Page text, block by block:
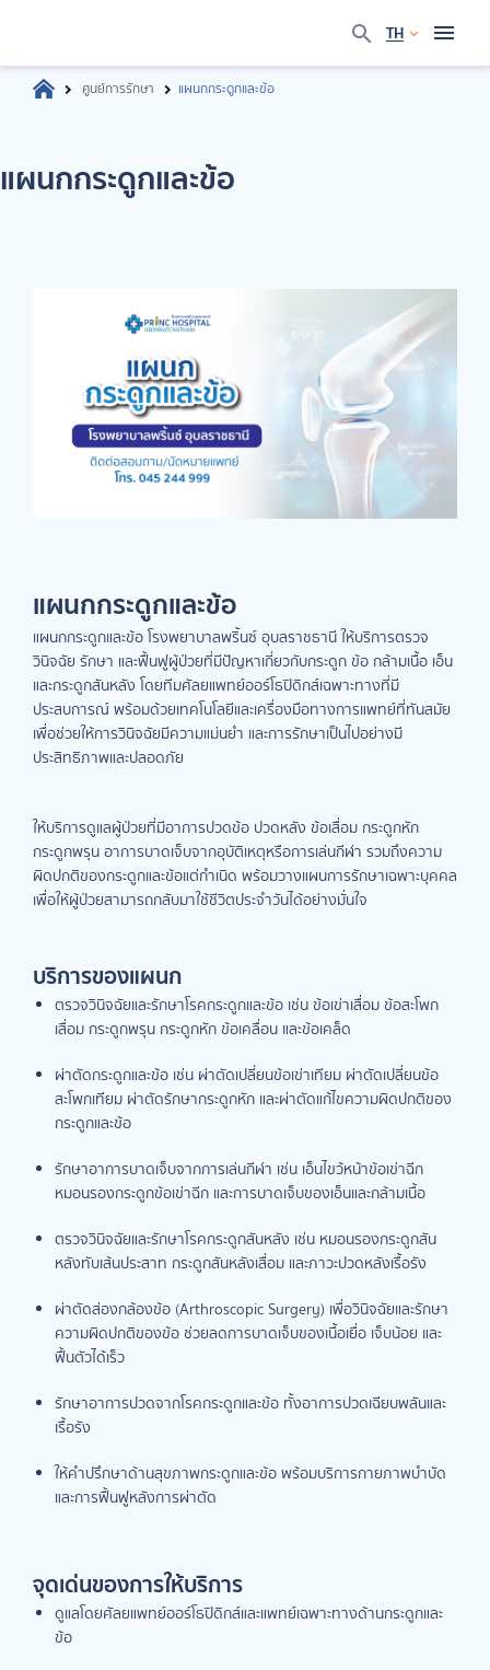
TH
ศูนย์การรักษา แผนกกระดูกและข้อ
แผนกกระดูกและข้อ
แผนกกระดูกและข้อ
แผนกกระดูกและข้อ โรงพยาบาลพริ้นซ์ อุบลราชธานี ให้บริการตรวจ
วินิจฉัย รักษา และฟื้นฟูผู้ป่วยที่มีปัญหาเกี่ยวกับกระดูก ข้อ กล้ามเนื้อ เอ็น
และกระดูกสันหลัง โดยทีมศัลยแพทย์ออร์โธปิดิกส์เฉพาะทางที่มี
ประสบการณ์ พร้อมด้วยเทคโนโลยีและเครื่องมือทางการแพทย์ที่ทันสมัย
เพื่อช่วยให้การวินิจฉัยมีความแม่นยำ และการรักษาเป็นไปอย่างมี
ประสิทธิภาพและปลอดภัย
ให้บริการดูแลผู้ป่วยที่มีอาการปวดข้อ ปวดหลัง ข้อเสื่อม กระดูกหัก
กระดูกพรุน อาการบาดเจ็บจากอุบัติเหตุหรือการเล่นกีฬา รวมถึงความ
ผิดปกติของกระดูกและข้อแต่กำเนิด พร้อมวางแผนการรักษาเฉพาะบุคคล
เพื่อให้ผู้ป่วยสามารถกลับมาใช้ชีวิตประจำวันได้อย่างมั่นใจ
บริการของแผนก
ตรวจวินิจฉัยและรักษาโรคกระดูกและข้อ เช่น ข้อเข่าเสื่อม ข้อสะโพก
เสื่อม กระดูกพรุน กระดูกหัก ข้อเคลื่อน และข้อเคล็ด
ผ่าตัดกระดูกและข้อ เช่น ผ่าตัดเปลี่ยนข้อเข่าเทียม ผ่าตัดเปลี่ยนข้อ
สะโพกเทียม ผ่าตัดรักษากระดูกหัก และผ่าตัดแก้ไขความผิดปกติของ
กระดูกและข้อ
รักษาอาการบาดเจ็บจากการเล่นกีฬา เช่น เอ็นไขว้หน้าข้อเข่าฉีก
หมอนรองกระดูกข้อเข่าฉีก และการบาดเจ็บของเอ็นและกล้ามเนื้อ
ตรวจวินิจฉัยและรักษาโรคกระดูกสันหลัง เช่น หมอนรองกระดูกสัน
หลังทับเส้นประสาท กระดูกสันหลังเสื่อม และภาวะปวดหลังเรื้อรัง
ผ่าตัดส่องกล้องข้อ (Arthroscopic Surgery) เพื่อวินิจฉัยและรักษา
ความผิดปกติของข้อ ช่วยลดการบาดเจ็บของเนื้อเยื่อ เจ็บน้อย และ
ฟื้นตัวได้เร็ว
รักษาอาการปวดจากโรคกระดูกและข้อ ทั้งอาการปวดเฉียบพลันและ
เรื้อรัง
ให้คำปรึกษาด้านสุขภาพกระดูกและข้อ พร้อมบริการกายภาพบำบัด
และการฟื้นฟูหลังการผ่าตัด
จุดเด่นของการให้บริการ
ดูแลโดยศัลยแพทย์ออร์โธปิดิกส์และแพทย์เฉพาะทางด้านกระดูกและ
ข้อ